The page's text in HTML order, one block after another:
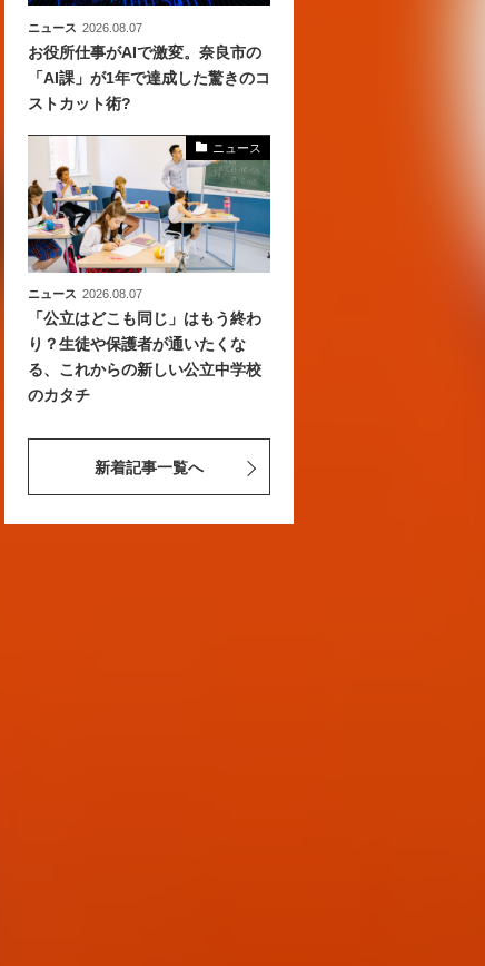
ニュース 2026.08.07
お役所仕事がAIで激変。奈良市の
「AI課」が1年で達成した驚きのコ
ストカット術?
ニュース
ニュース 2026.08.07
「公立はどこも同じ」はもう終わ
り？生徒や保護者が通いたくな
る、これからの新しい公立中学校
のカタチ
新着記事一覧へ